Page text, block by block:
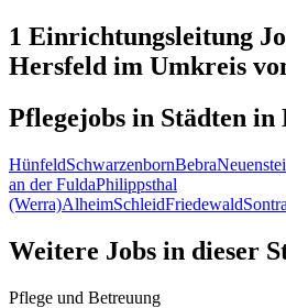
1 Einrichtungsleitung
Hersfeld im Umkreis
Pflegejobs in Städten in
HünfeldSchwarzenbornBebra
an der FuldaPhilippsthal
(Werra)AlheimSchleidFriedewaldSontra
Weitere Jobs in dieser
Pflege und Betreuung